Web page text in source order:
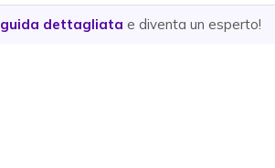
guida dettagliata e diventa un esperto!